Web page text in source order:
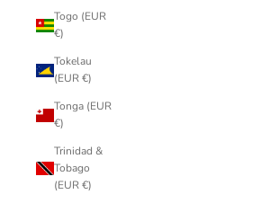
Togo (EUR
€)
Tokelau
(EUR €)
Tonga (EUR
€)
Trinidad &
Tobago
(EUR €)